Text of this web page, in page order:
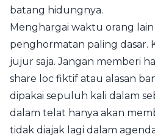
batang hidungnya.
Menghargai waktu orang
penghormatan paling dasar.
jujur saja. Jangan memberi
share loc fiktif atau alasan
dipakai sepuluh kali dalam
dalam telat hanya akan
tidak diajak lagi dalam